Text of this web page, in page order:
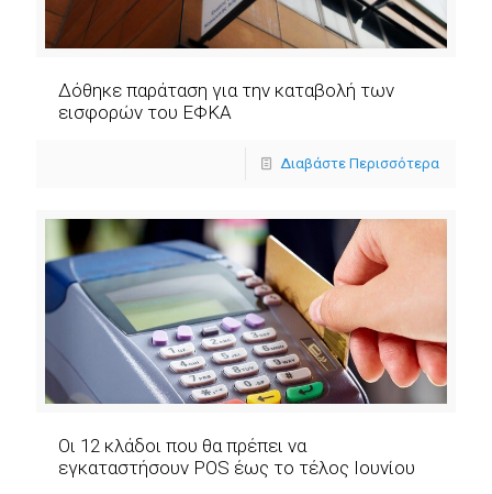
Δόθηκε παράταση για την καταβολή των
εισφορών του ΕΦΚΑ
Διαβάστε Περισσότερα
Οι 12 κλάδοι που θα πρέπει να
εγκαταστήσουν POS έως το τέλος Ιουνίου